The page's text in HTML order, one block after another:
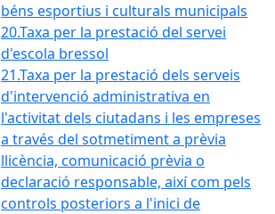
béns esportius i culturals municipals
20.Taxa per la prestació del servei
d'escola bressol
21.Taxa per la prestació dels serveis
d'intervenció administrativa en
l'activitat dels ciutadans i les empreses
a través del sotmetiment a prèvia
llicència, comunicació prèvia o
declaració responsable, així com pels
controls posteriors a l'inici de